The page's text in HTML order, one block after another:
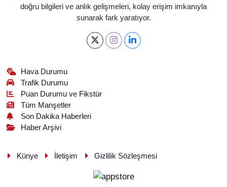
doğru bilgileri ve anlık gelişmeleri, kolay erişim imkanıyla
sunarak fark yaratıyor.
Hava Durumu
Trafik Durumu
Puan Durumu ve Fikstür
Tüm Manşetler
Son Dakika Haberleri
Haber Arşivi
Künye İletişim Gizlilik Sözleşmesi